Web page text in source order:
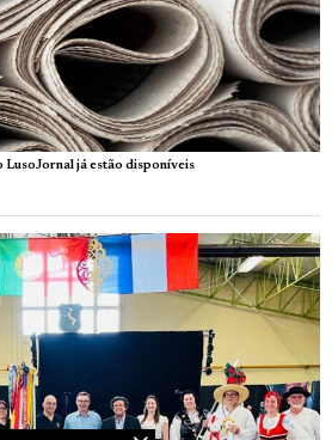
LusoJornal já estão disponíveis